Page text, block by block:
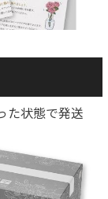
た状態で発送